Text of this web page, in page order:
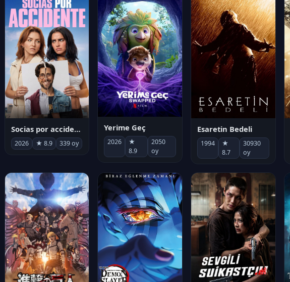
Socias por accidente
2026 ★ 8.9 339 oy
Yerime Geç
2026
★
8.9
2050
oy
Esaretin Bedeli
1994
★
8.7
30930
oy